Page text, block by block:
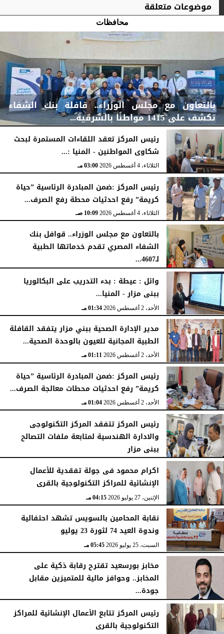
موضوعات متعلقة
محافظات
بالتعاون مع مجلس الوزراء.. قافلة بنك الشفاء
تكشف على 1415 مواطنًا بالشرقية...
اليومالخميس، 6 أغسطس 2026 04:59 مـ
رئيس المركز تعقد اللقاءات المستمرة لبحث
شكاوى المواطنين - المنيا :...
الثلاثاء، 4 أغسطس 2026 03:00 مـ
رئيس المركز :ضمن المبادرة الرئاسية ”حياة
كريمة” رفع احدثيات محطة رفع الصرف...
الثلاثاء، 4 أغسطس 2026 10:09 صـ
بالتعاون مع مجلس الوزراء.. قوافل بنك
الشفاء المصري تقدم خدماتها الطبية
لـ4607...
الإثنين، 3 أغسطس 2026
وائل : عيطة : بدء التدريب على البكالوريا
ببنى مزار - المنيا...
الأحد، 2 أغسطس 2026 01:34 مـ
مدير الإدارة الصحية ببني مزار يتفقد القافلة
الطبية المجانية للعيون بالوحدة الصحية...
الأحد، 2 أغسطس 2026 01:11 مـ
رئيس المركز :ضمن المبادرة الرئاسية ”حياة
كريمة” رفع احدثيات محطات معالجة الصرف...
الأحد، 2 أغسطس 2026 01:04 مـ
رئيس المركز تتفقد المركز التكنولوجى
والادارة الهندسية لمتابعة ملفات التصالح
ببنى مزار
الأربعاء، 29 يوليو 2026 02:03 مـ
اكرام محمود فى جولة تفقدية للأعمال
الإنشائية للمراكز التكنولوجية بالقرى
الإثنين، 27 يوليو 2026 04:15 مـ
نقابة المحامين بالسويس تشهد احتفالية
وندوة العيد 74 لثورة 23 يوليو
السبت، 25 يوليو 2026 05:45 مـ
مخابز بورسعيد تقترح رقابة ذكية على
المخابز.. وحوافز مالية للمتميزين مقابل
جودة...
السبت، 25 يوليو 2026 05:41 مـ
رئيس المركز تتابع الأعمال الإنشائية للمراكز
التكنولوجية بالقرى